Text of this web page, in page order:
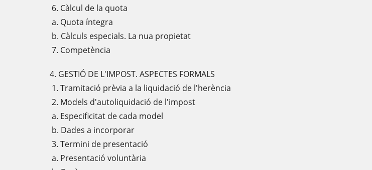
6. Càlcul de la quota
a. Quota íntegra
b. Càlculs especials. La nua propietat
7. Competència
4. GESTIÓ DE L'IMPOST. ASPECTES FORMALS
1. Tramitació prèvia a la liquidació de l'herència
2. Models d'autoliquidació de l'impost
a. Especificitat de cada model
b. Dades a incorporar
3. Termini de presentació
a. Presentació voluntària